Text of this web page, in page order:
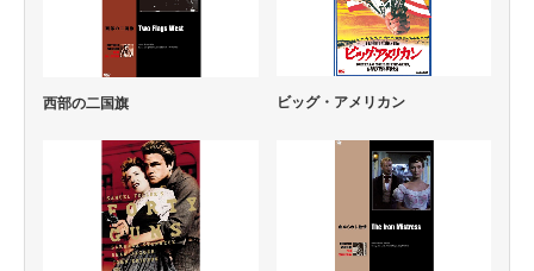
西部の二国旗 ビッグ・アメリカン